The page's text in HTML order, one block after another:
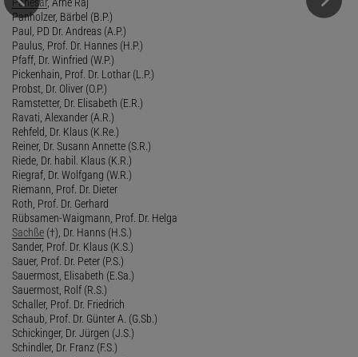
Panholzer, Bärbel (B.P.)
Paul, PD Dr. Andreas (A.P.)
Paulus, Prof. Dr. Hannes (H.P.)
Pfaff, Dr. Winfried (W.P.)
Pickenhain, Prof. Dr. Lothar (L.P.)
Probst, Dr. Oliver (O.P.)
Ramstetter, Dr. Elisabeth (E.R.)
Ravati, Alexander (A.R.)
Rehfeld, Dr. Klaus (K.Re.)
Reiner, Dr. Susann Annette (S.R.)
Riede, Dr. habil. Klaus (K.R.)
Riegraf, Dr. Wolfgang (W.R.)
Riemann, Prof. Dr. Dieter
Roth, Prof. Dr. Gerhard
Rübsamen-Waigmann, Prof. Dr. Helga
Sachße (†), Dr. Hanns (H.S.)
Sander, Prof. Dr. Klaus (K.S.)
Sauer, Prof. Dr. Peter (P.S.)
Sauermost, Elisabeth (E.Sa.)
Sauermost, Rolf (R.S.)
Schaller, Prof. Dr. Friedrich
Schaub, Prof. Dr. Günter A. (G.Sb.)
Schickinger, Dr. Jürgen (J.S.)
Schindler, Dr. Franz (F.S.)